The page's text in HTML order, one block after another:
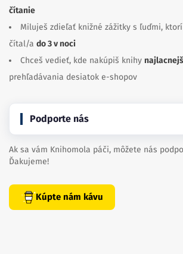
čítanie
Miluješ zdieľať knižné zážitky s ľuďmi,
čítal/a do 3 v noci
Chceš vedieť, kde nakúpiš knihy
prehľadávania desiatok e-shopov
Podporte nás
Ak sa vám Knihomola páči, môžete nás
Ďakujeme!
Kúpte nám kávu